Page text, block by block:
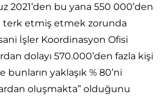
2021’den bu yana 550 000’den
terk etmiş etmek zorunda
İşler Koordinasyon Ofisi
dolayı 570.000’den fazla kişi
yaklaşık % 80’ni
oluşmakta” olduğunu